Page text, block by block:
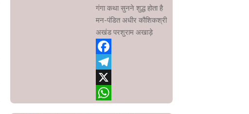
गंगा कथा सुनने शुद्ध होता है
मन-पंडित अधीर कौशिकश्री
अखंड परशुराम अखाड़े
Facebook
Telegram
X